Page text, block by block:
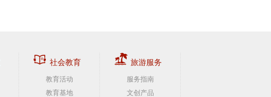
社会教育
教育活动
教育基地
旅游服务
服务指南
文创产品